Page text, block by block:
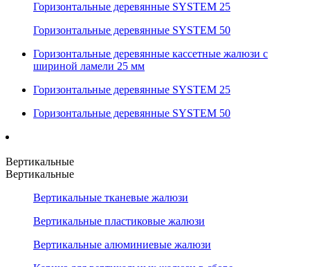
Горизонтальные деревянные SYSTEM 25
Горизонтальные деревянные SYSTEM 50
Горизонтальные деревянные кассетные жалюзи с
шириной ламели 25 мм
Горизонтальные деревянные SYSTEM 25
Горизонтальные деревянные SYSTEM 50
Вертикальные
Вертикальные
Вертикальные тканевые жалюзи
Вертикальные пластиковые жалюзи
Вертикальные алюминиевые жалюзи